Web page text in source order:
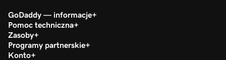
GoDaddy — informacje
Pomoc techniczna
Zasoby
Programy partnerskie
Konto